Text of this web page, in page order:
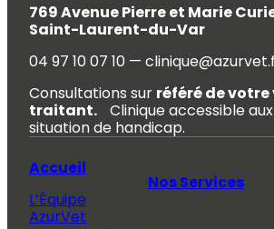
769 Avenue Pierre et Marie
Saint-Laurent-du-Var
04 97 10 07 10 —
Consultations sur référé de
traitant. Clinique accessible
situation de handicap.
Accueil
L’Équipe
AzurVet
Nos Services